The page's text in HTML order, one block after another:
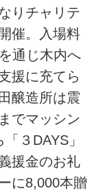
りチャリテ
催。入場料
通じ木内へ
援に充てら
醸造所は震
でマッシン
３DAYS」
援金のお礼
に8,000本贈